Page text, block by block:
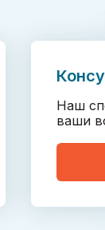
Наш
ваши